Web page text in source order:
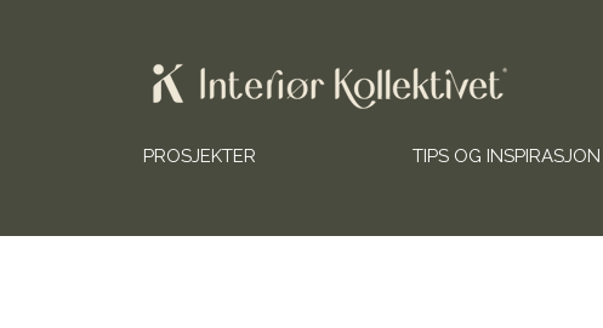
PROSJEKTER TIPS OG INSPIRASJON